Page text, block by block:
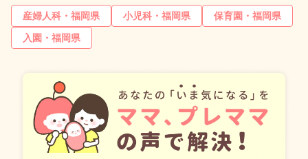
産婦人科・福岡県 小児科・福岡県
保育園・福岡県
入園・福岡県